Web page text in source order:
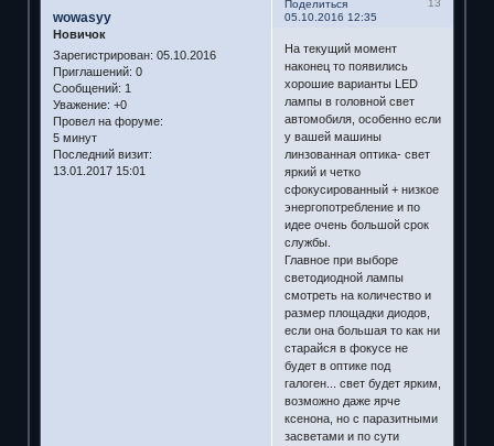
Поделиться
13
05.10.2016 12:35
wowasyy
Новичок
Зарегистрирован: 05.10.2016
Приглашений: 0
Сообщений: 1
Уважение: +0
Провел на форуме:
5 минут
Последний визит:
13.01.2017 15:01
На текущий момент
наконец то появились
хорошие варианты LED
лампы в головной свет
автомобиля, особенно если
у вашей машины
линзованная оптика- свет
яркий и четко
сфокусированный + низкое
энергопотребление и по
идее очень большой срок
службы.
Главное при выборе
светодиодной лампы
смотреть на количество и
размер площадки диодов,
если она большая то как ни
старайся в фокусе не
будет в оптике под
галоген... свет будет ярким,
возможно даже ярче
ксенона, но с паразитными
засветами и по сути